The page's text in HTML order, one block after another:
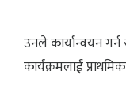
उनले कार्यान्वयन
कार्यक्रमलाई